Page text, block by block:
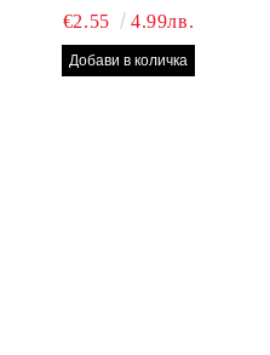
БРОЯ RAYOVAC EXTRA
ПРОИЗВОДИТЕЛНОСТ
€2.55 4.99лв.